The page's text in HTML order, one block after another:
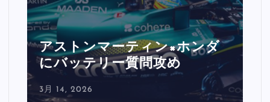
ルクレール激怒「バックスト
レートで0.5秒消えた」
3月 14, 2026